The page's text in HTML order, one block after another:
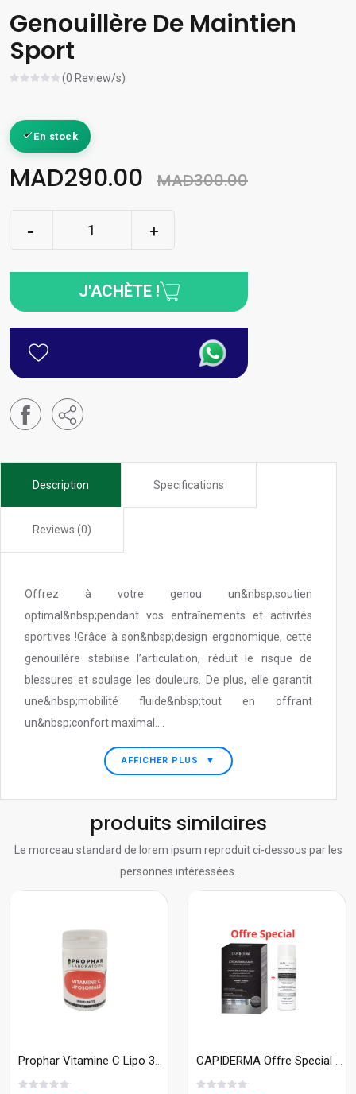
Genouillère De Maintien
Sport
(0 Review/s)
En stock
MAD290.00 MAD300.00
J'ACHÈTE !
Description Specifications
Reviews (0)
Offrez à votre genou un&nbsp;soutien
optimal&nbsp;pendant vos entraînements et activités
sportives !Grâce à son&nbsp;design ergonomique, cette
genouillère stabilise l’articulation, réduit le risque de
blessures et soulage les douleurs. De plus, elle garantit
une&nbsp;mobilité fluide&nbsp;tout en offrant
un&nbsp;confort maximal....
AFFICHER PLUS ▼
produits similaires
Le morceau standard de lorem ipsum reproduit ci-dessous par les
personnes intéressées.
Prophar Vitamine C Lipo 30gelules CAPIDERMA Offre Special LOTION ENERGISANTE ANTI-CHUTE 150ML + SHAMPOOING ANTI-CHUTE - ENERGISANT